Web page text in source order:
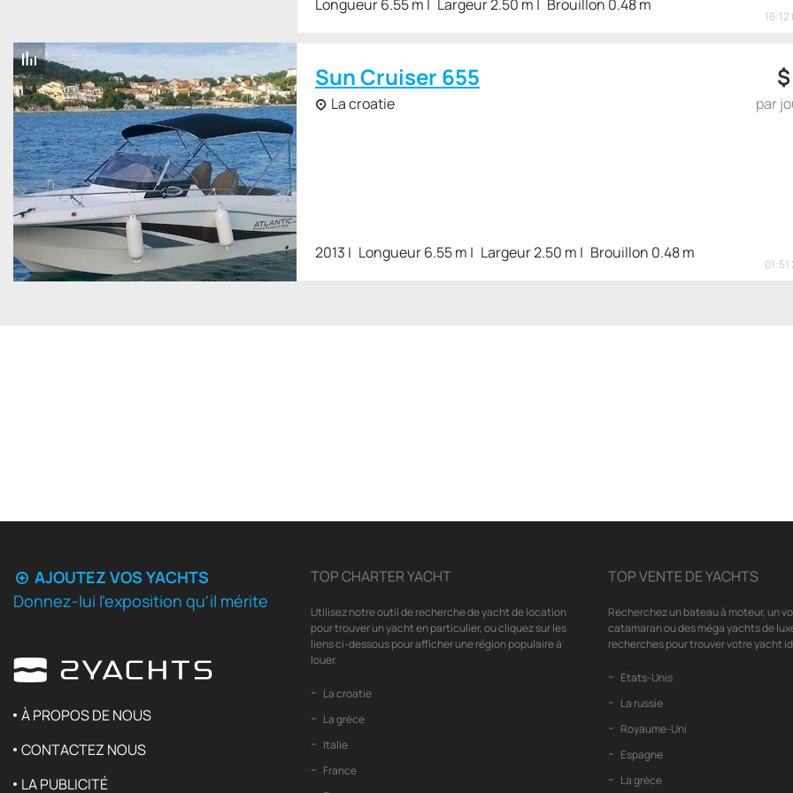
Longueur 6.55 m Largeur 2.50 m Brouillon 0.48 m
16:12
Sun Cruiser 655
La croatie
2013 Longueur 6.55 m Largeur 2.50 m Brouillon 0.48 m
$
par
01:51
AJOUTEZ VOS YACHTS
Donnez-lui l'exposition qu'il mérite
À PROPOS DE NOUS
CONTACTEZ NOUS
LA PUBLICITÉ
TOP CHARTER YACHT
Utilisez notre outil de recherche de yacht de location
pour trouver un yacht en particulier, ou cliquez sur les
liens ci-dessous pour afficher une région populaire à
louer.
La croatie
La grèce
Italie
France
TOP VENTE DE YACHTS
Recherchez un bateau à moteur, un
catamaran ou des méga yachts de
recherches pour trouver votre yacht
États-Unis
La russie
Royaume-Uni
Espagne
La grèce